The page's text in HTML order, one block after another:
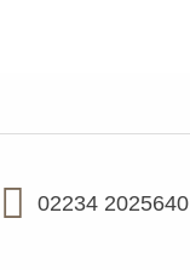
02234 2025640